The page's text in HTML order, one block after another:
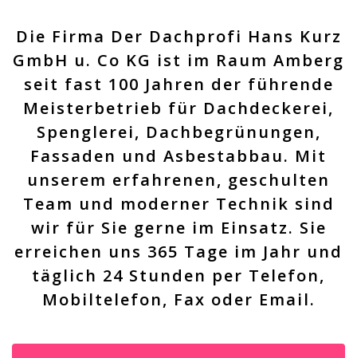
Die Firma Der Dachprofi Hans Kurz
GmbH u. Co KG ist im Raum Amberg
seit fast 100 Jahren der führende
Meisterbetrieb für Dachdeckerei,
Spenglerei, Dachbegrünungen,
Fassaden und Asbestabbau. Mit
unserem erfahrenen, geschulten
Team und moderner Technik sind
wir für Sie gerne im Einsatz. Sie
erreichen uns 365 Tage im Jahr und
täglich 24 Stunden per Telefon,
Mobiltelefon, Fax oder Email.